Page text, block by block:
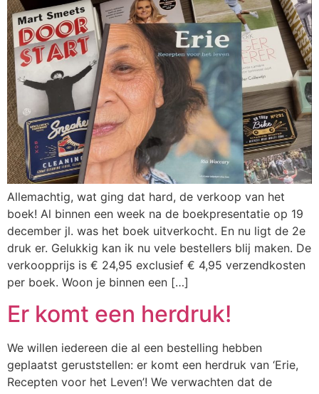
Allemachtig, wat ging dat hard, de verkoop van het
boek! Al binnen een week na de boekpresentatie op 19
december jl. was het boek uitverkocht. En nu ligt de 2e
druk er. Gelukkig kan ik nu vele bestellers blij maken. De
verkoopprijs is € 24,95 exclusief € 4,95 verzendkosten
per boek. Woon je binnen een […]
Er komt een herdruk!
We willen iedereen die al een bestelling hebben
geplaatst geruststellen: er komt een herdruk van ‘Erie,
Recepten voor het Leven’! We verwachten dat de